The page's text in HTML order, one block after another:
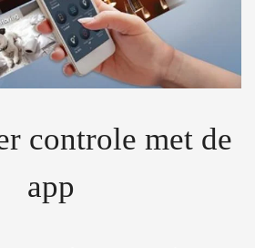
controle met de
app